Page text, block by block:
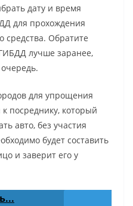
дату и время
для прохождения
средства. Обратите
лучше заранее,
для упрощения
к посреднику, который
авто, без участия
будет составить
и заверит его у